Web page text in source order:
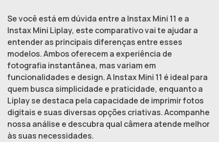
Se você está em dúvida entre a Instax Mini 11 e a
Instax Mini Liplay, este comparativo vai te ajudar a
entender as principais diferenças entre esses
modelos. Ambos oferecem a experiência de
fotografia instantânea, mas variam em
funcionalidades e design. A Instax Mini 11 é ideal para
quem busca simplicidade e praticidade, enquanto a
Liplay se destaca pela capacidade de imprimir fotos
digitais e suas diversas opções criativas. Acompanhe
nossa análise e descubra qual câmera atende melhor
às suas necessidades.